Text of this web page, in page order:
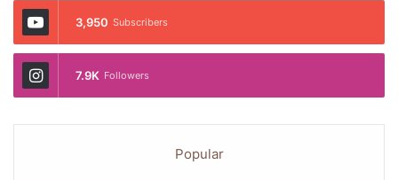
3,950 Subscribers
7.9K Followers
Popular